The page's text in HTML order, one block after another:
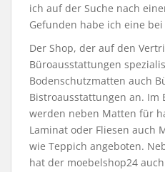
ich auf der Suche nach
Gefunden habe ich eine
Der Shop, der auf den
Büroausstattungen
Bodenschutzmatten auch
Bistroausstattungen an. Im
werden neben Matten für
Laminat oder Fliesen auch
wie Teppich angeboten.
hat der moebelshop24